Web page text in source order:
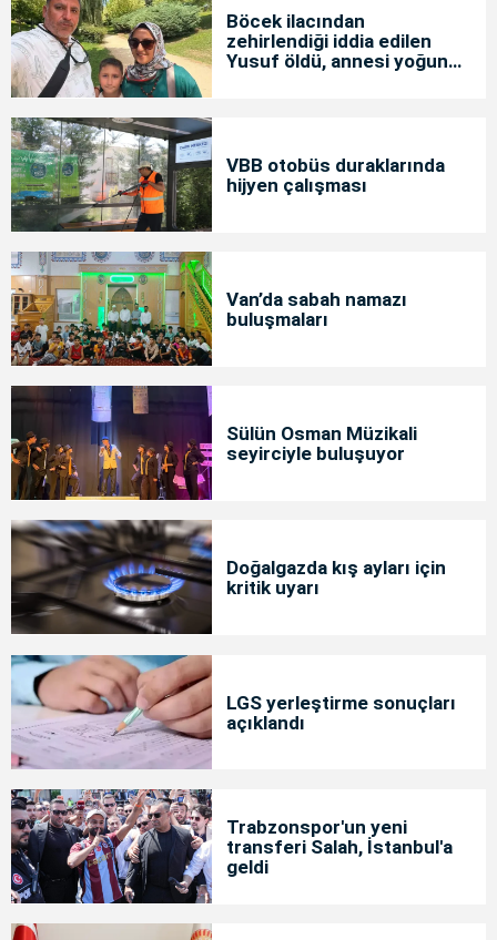
Böcek ilacından
zehirlendiği iddia edilen
Yusuf öldü, annesi yoğun
VBB otobüs duraklarında
hijyen çalışması
Van’da sabah namazı
buluşmaları
Sülün Osman Müzikali
seyirciyle buluşuyor
Doğalgazda kış ayları için
kritik uyarı
LGS yerleştirme sonuçları
açıklandı
Trabzonspor'un yeni
transferi Salah, İstanbul'a
geldi